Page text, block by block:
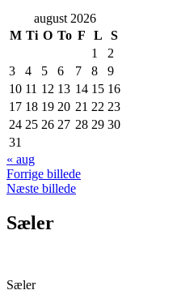
august 2026
M Ti O To F L
S
1
2
3
4 5 6 7 8
9
10 11 12 13 14 15 16
17 18 19 20 21 22 23
24 25 26 27 28 29 30
31
« aug
Forrige billede
Næste billede
Sæler
Sæler